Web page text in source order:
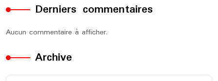
Derniers commentaires
Aucun commentaire à afficher.
Archive